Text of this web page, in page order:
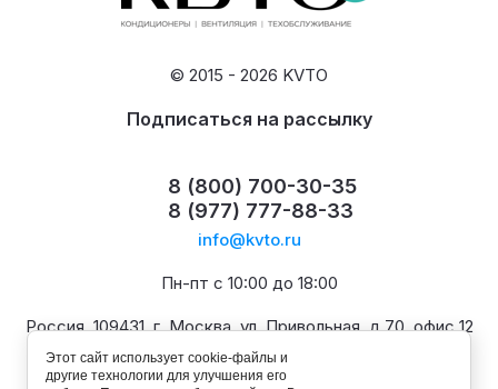
© 2015 - 2026 KVTO
Подписаться на рассылку
8 (800) 700-30-35
8 (977) 777-88-33
info@kvto.ru
Пн-пт с 10:00 до 18:00
Россия, 109431, г. Москва, ул. Привольная, д.70, офис 12
Этот сайт использует cookie-файлы и
другие технологии для улучшения его